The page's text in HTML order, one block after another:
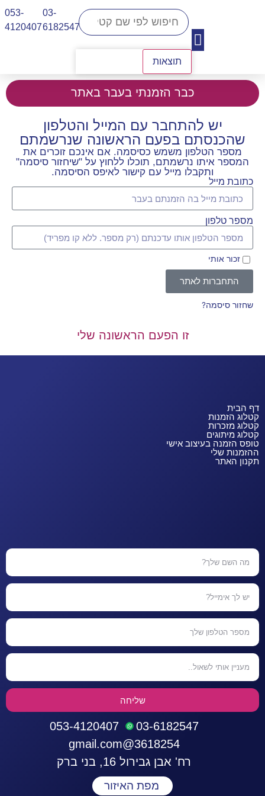
תוצאות
03-
6182547
053-
4120407​
כבר הזמנתי בעבר באתר
זו הפעם הראשונה שלי
יש להתחבר עם המייל והטלפון
שהכנסתם בפעם הראשונה שנרשמתם
מספר הטלפון משמש כסיסמה. אם אינכם זוכרים את
המספר איתו נרשמתם, תוכלו ללחוץ על "שיחזור סיסמה"
ותקבלו מייל עם קישור לאיפס הסיסמה.
כתובת מייל
מספר טלפון
זכור אותי
התחברות לאתר
שחזור סיסמה?
דף הבית
קטלוג הזמנות
קטלוג מזכרות
קטלוג מיתוגים
טופס הזמנה בעיצוב אישי
ההזמנות שלי
תקנון האתר
שליחה
03-6182547
053-4120407
3618254@gmail.com
רח' אבן גבירול 16, בני ברק
מפת האיזור